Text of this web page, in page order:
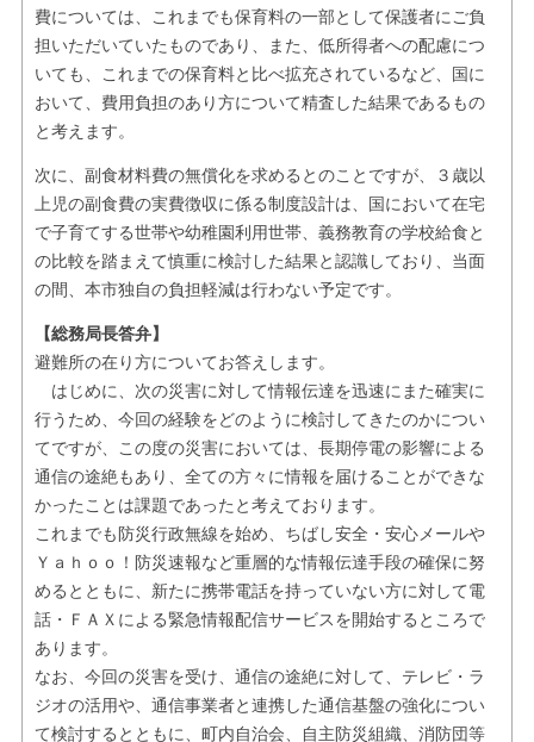
費については、これまでも保育料の一部として保護者にご負
担いただいていたものであり、また、低所得者への配慮につ
いても、これまでの保育料と比べ拡充されているなど、国に
おいて、費用負担のあり方について精査した結果であるもの
と考えます。
次に、副食材料費の無償化を求めるとのことですが、３歳以
上児の副食費の実費徴収に係る制度設計は、国において在宅
で子育てする世帯や幼稚園利用世帯、義務教育の学校給食と
の比較を踏まえて慎重に検討した結果と認識しており、当面
の間、本市独自の負担軽減は行わない予定です。
【総務局長答弁】
避難所の在り方についてお答えします。
はじめに、次の災害に対して情報伝達を迅速にまた確実に
行うため、今回の経験をどのように検討してきたのかについ
てですが、この度の災害においては、長期停電の影響による
通信の途絶もあり、全ての方々に情報を届けることができな
かったことは課題であったと考えております。
これまでも防災行政無線を始め、ちばし安全・安心メールや
Ｙａｈｏｏ！防災速報など重層的な情報伝達手段の確保に努
めるとともに、新たに携帯電話を持っていない方に対して電
話・ＦＡＸによる緊急情報配信サービスを開始するところで
あります。
なお、今回の災害を受け、通信の途絶に対して、テレビ・ラ
ジオの活用や、通信事業者と連携した通信基盤の強化につい
て検討するとともに、町内自治会、自主防災組織、消防団等